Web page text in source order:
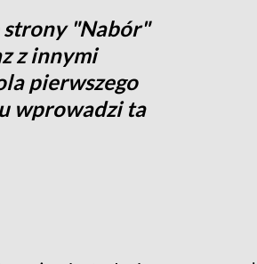
strony "Nabór"
z innymi
pierwszego
wprowadzi ta